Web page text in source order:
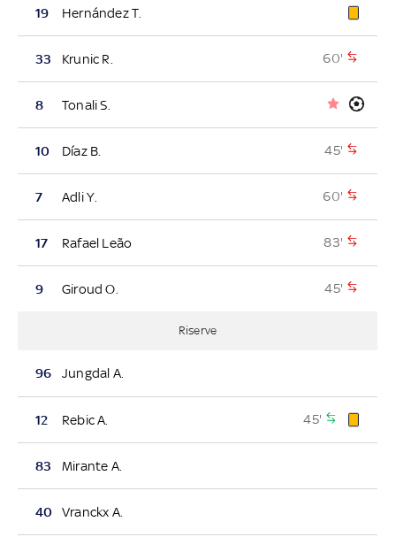
19 Hernández T.
33 Krunic R. 60'
8 Tonali S.
10 Díaz B. 45'
7 Adli Y. 60'
17 Rafael Leão 83'
9 Giroud O. 45'
Riserve
96 Jungdal A.
12 Rebic A. 45'
83 Mirante A.
40 Vranckx A.